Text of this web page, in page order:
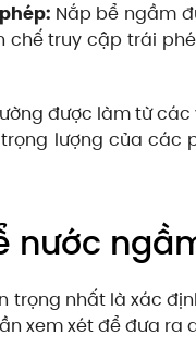
Nắp bể ngầm
truy cập trái
được làm từ
lượng của
nước
trọng nhất là xác
xem xét để đưa ra